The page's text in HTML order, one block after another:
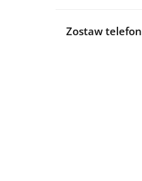
Zostaw telefon